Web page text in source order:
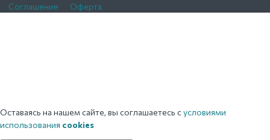
Соглашение
Оферта
Оставаясь на нашем сайте, вы соглашаетесь сусловиями
использования cookies